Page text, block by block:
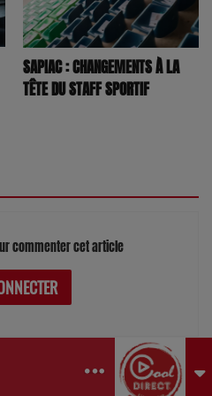
(Radio Mix)
0
SAPIAC : CHANGEMENTS À LA
TÊTE DU STAFF SPORTIF
commenter cet article